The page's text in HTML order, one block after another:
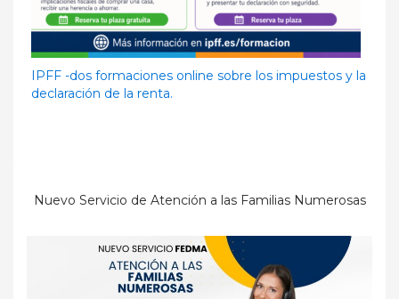
IPFF -dos formaciones online sobre los impuestos y la
declaración de la renta.
Nuevo Servicio de Atención a las Familias Numerosas